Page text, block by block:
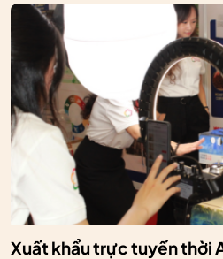
Xuất khẩu trực tuyến thời